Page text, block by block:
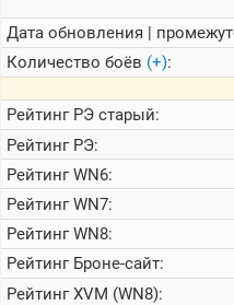
Топ
1000
Кланы
стримеров
Информация
Онлайн
Цветовая
шкала
Дата обновления |
Количество боёв (+):
РейтингРЭ старый:
РейтингРЭ:
РейтингWN6:
РейтингWN7:
РейтингWN8:
РейтингБроне-сайт:
РейтингXVM (WN8):